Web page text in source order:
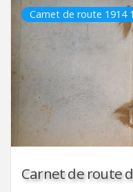
Carnet de route 1914
Carnet de route